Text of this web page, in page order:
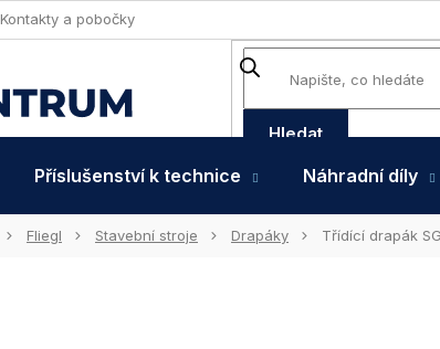
Kontakty a pobočky
Hledat
Příslušenství k technice Náhradní díly
Fliegl Stavební stroje Drapáky Třídící drapák